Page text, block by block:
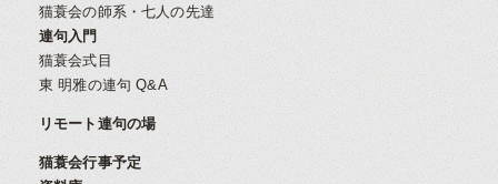
猫蓑会の師系・七人の先達
連句入門
猫蓑会式目
東 明雅の連句 Q&A
リモート連句の場
猫蓑会行事予定